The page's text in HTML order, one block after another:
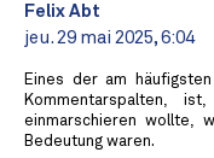
Felix Abt
jeu. 29 mai 2025, 6:04
Eines der am
Kommentarspalten,
einmarschieren wollte,
Bedeutung waren.